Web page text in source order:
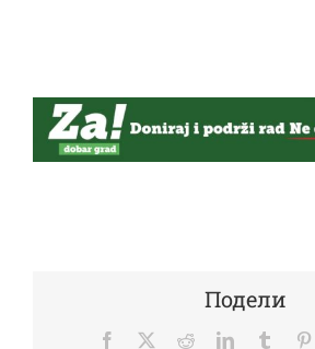
Подели
Facebook
TwitterRedditLinkedInTumblr